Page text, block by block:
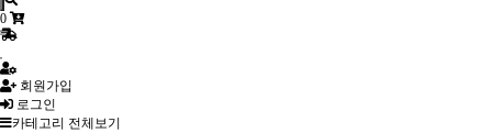
0
회원가입
로그인
카테고리 전체보기